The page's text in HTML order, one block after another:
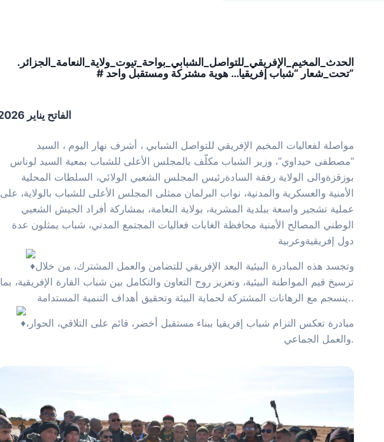
. الحدث_المخيم_الإفريقي_للتواصل_الشبابي_بواحة_تيوت_ولاية_النعامة_الجزائر
# تحت_شعار “شباب إفريقيا… هوية مشتركة ومستقبل واحد”
الفاتح يناير 2026
مواصلة لفعاليات المخيم الإفريقي للتواصل الشبابي ، أشرف نهار اليوم ، السيد
“مصطفى حيداوي”، وزير الشباب مكلّف بالمجلس الأعلى للشباب بمعية السيد لوناس
بوزقزةوالى الولاية رفقة السادةرئيس المجلس الشعبي الولائي، السلطات المحلية
الأمنية والعسكرية والمدنية، نواب البرلمان ممثلى المجلس الأعلى للشباب بالولاية، على
عملية تشجير واسعة ببلدية المشرية، بولاية النعامة، بمشاركة أفراد الجيش الشعبي
الوطني المصالح الأمنية محافظة الغابات فعاليات المجتمع المدني، شباب يمثلون عدة
دول إفريقيةوعربية
وتجسد هذه المبادرة البيئية البعد الإفريقي للتضامن والعمل المشترك، من خلال
ترسيخ قيم المواطنة البيئية، وتعزيز روح التعاون والتكامل بين شباب القارة الإفريقية، بما
ينسجم مع الرهانات المشتركة لحماية البيئة وتحقيق أهداف التنمية المستدامة..
مبادرة تعكس التزام شباب إفريقيا ببناء مستقبل أخضر، قائم على التلاقي، الحوار،
والعمل الجماعي.